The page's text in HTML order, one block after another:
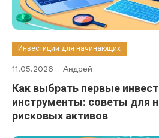
Инвестиции для начинающих
11.05.2026 Андрей
Как выбрать первые
инструменты: советы для
рисковых активов